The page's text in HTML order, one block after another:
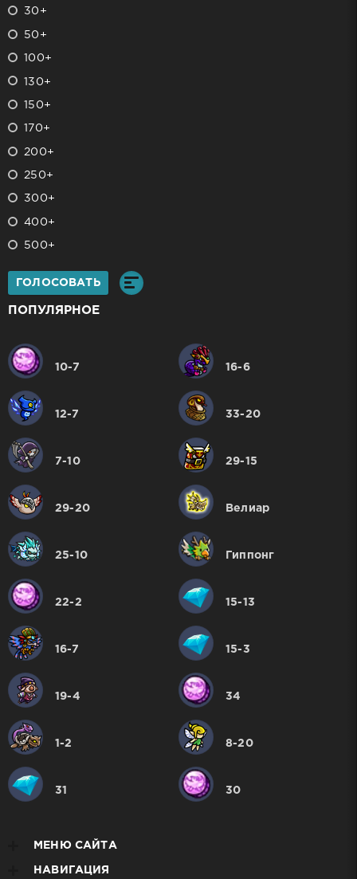
30+
50+
100+
130+
150+
170+
200+
250+
300+
400+
500+
ГОЛОСОВАТЬ
ПОПУЛЯРНОЕ
10-7 16-6
12-7 33-20
7-10 29-15
29-20 Велиар
25-10 Гиппонг
22-2 15-13
16-7 15-3
19-4 34
1-2 8-20
31 30
МЕНЮ САЙТА
НАВИГАЦИЯ